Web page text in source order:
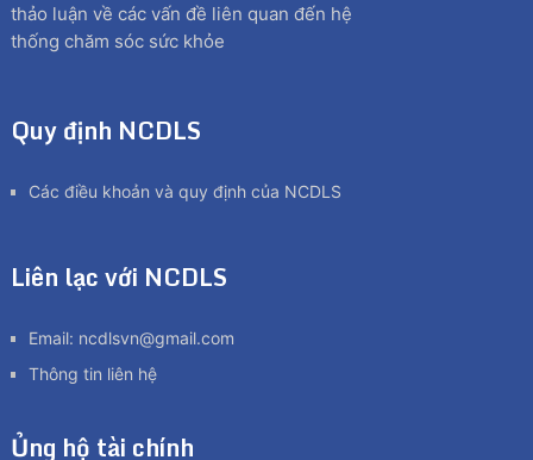
thảo luận về các vấn đề liên quan đến hệ
thống chăm sóc sức khỏe
Quy định NCDLS
Các điều khoản và quy định của NCDLS
Liên lạc với NCDLS
Email: ncdlsvn@gmail.com
Thông tin liên hệ
Ủng hộ tài chính